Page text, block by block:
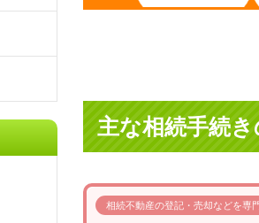
主な相続手続
相続不動産の登記・売却などを専